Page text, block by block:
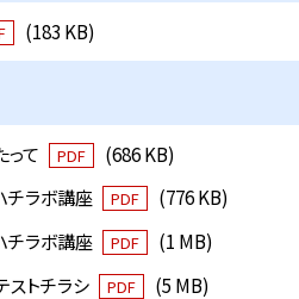
(183 KB)
って PDF
(686 KB)
チラボ講座
PDF
(776 KB)
チラボ講座
PDF
(1 MB)
ストチラシ
PDF
(5 MB)